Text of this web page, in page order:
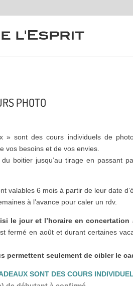
PHOTO
» sont des cours individuels de
vos besoins et de vos envies.
boitier jusqu’au tirage en passant
valables 6 mois à partir de leur date
à l’avance pour caler un rdv.
le jour et l’horaire en concertation
fermé en août et durant certaines
permettent seulement de cibler le
SONT DES COURS